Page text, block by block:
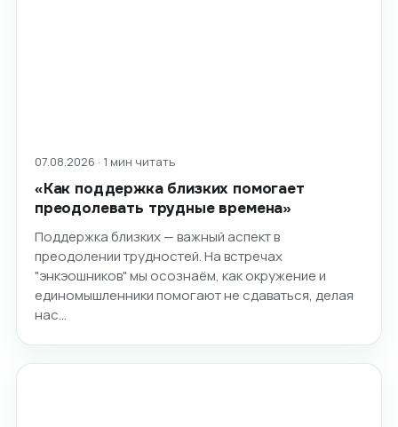
07.08.2026 · 1 мин читать
«Как поддержка близких помогает
преодолевать трудные времена»
Поддержка близких — важный аспект в
преодолении трудностей. На встречах
"энкэошников" мы осознаём, как окружение и
единомышленники помогают не сдаваться, делая
нас…